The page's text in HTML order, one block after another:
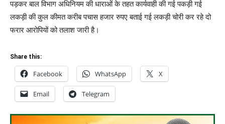
पड़कर बाल विभाग अधिनियम की धाराओं के तहत कार्यवाही की गई पकड़ी गई
लकड़ी की कुल कीमत करीब पचास हजार रुपए बताई गई लकड़ी चोरी कर रहे दो
फरार आरोपियों को तलाश जारी है।
Share this:
Facebook WhatsApp X
Email Telegram